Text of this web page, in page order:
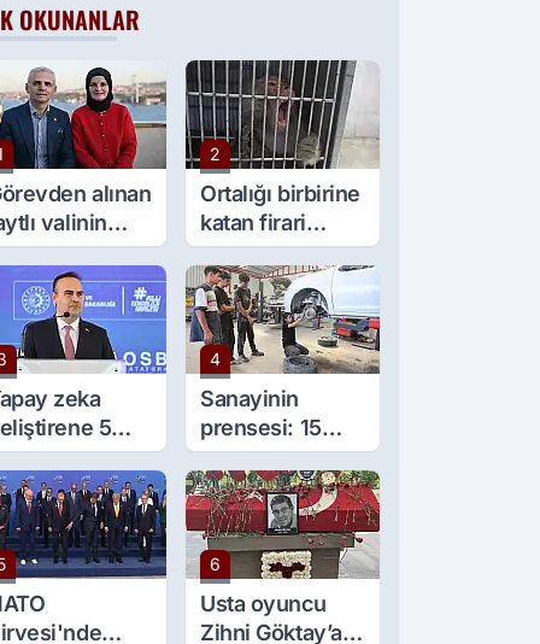
OKUNANLAR
alınan
valinin
sürpriz
görev
2
Ortalığı birbirine
katan firari
maymun, kadını
yaraladı
zeka
5
lira kredi
4
Sanayinin
prensesi: 15
yaşında 5 çırağı
var
6
Usta oyuncu
Zihni Göktay’a